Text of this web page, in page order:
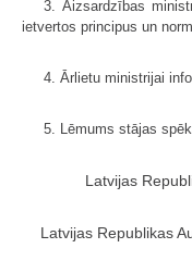
3. Aizsardzības
ietvertos principus un
4. Ārlietu ministrijai
5. Lēmums stājas
Latvijas
Latvijas Republikas